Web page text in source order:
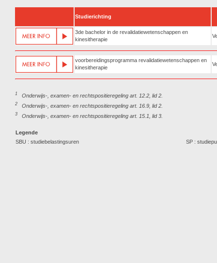
Studierichting
3de bachelor in de revalidatiewetenschappen en
kinesitherapie
voorbereidingsprogramma revalidatiewetenschappen en
kinesitherapie
1 Onderwijs-, examen- en rechtspositieregeling art. 12.2, lid 2.
2 Onderwijs-, examen- en rechtspositieregeling art. 16.9, lid 2.
3 Onderwijs-, examen- en rechtspositieregeling art. 15.1, lid 3.
Legende
SBU : studiebelastingsuren
SP :